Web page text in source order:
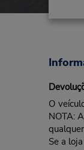
O
NOTA:
Se a